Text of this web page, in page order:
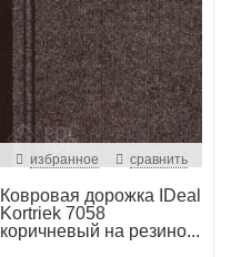
избранное сравнить
Ковровая дорожка IDeal
Kortriek 7058
коричневый на резино...